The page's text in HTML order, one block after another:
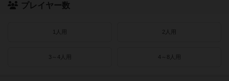
プレイヤー数
1人用 2人用
3～4人用 4～8人用